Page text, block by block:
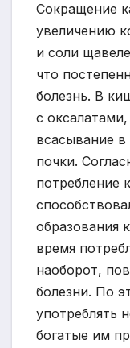
Сокращение
увеличению
и соли
что
болезнь. В
с
всасывание
почки.
потребление
образования
время
наоборот,
болезни. По
употреблять
богатые им